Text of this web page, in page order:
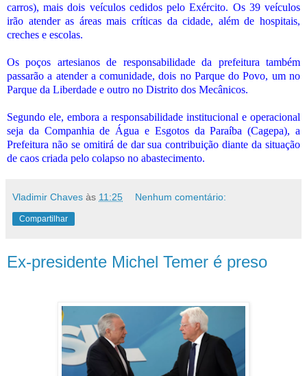
carros), mais dois veículos cedidos pelo Exército. Os 39 veículos
irão atender as áreas mais críticas da cidade, além de hospitais,
creches e escolas.
Os poços artesianos de responsabilidade da prefeitura também
passarão a atender a comunidade, dois no Parque do Povo, um no
Parque da Liberdade e outro no Distrito dos Mecânicos.
Segundo ele, embora a responsabilidade institucional e operacional
seja da Companhia de Água e Esgotos da Paraíba (Cagepa), a
Prefeitura não se omitirá de dar sua contribuição diante da situação
de caos criada pelo colapso no abastecimento.
Vladimir Chaves às 11:25 Nenhum comentário:
Compartilhar
Ex-presidente Michel Temer é preso